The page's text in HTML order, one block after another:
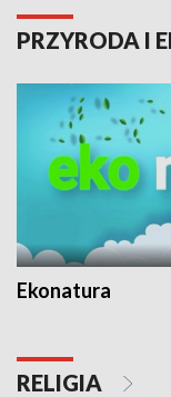
PRZYRODA I
Ekonatura
RELIGIA